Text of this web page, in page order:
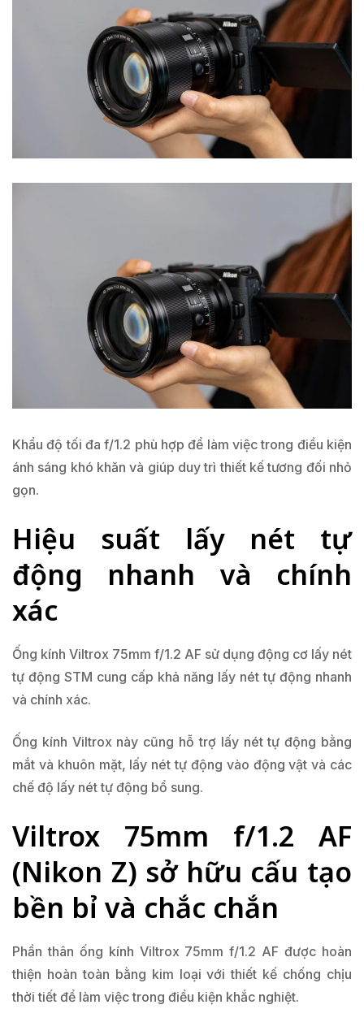
Khẩu độ tối đa f/1.2 phù hợp để làm việc trong điều kiện
ánh sáng khó khăn và giúp duy trì thiết kế tương đối nhỏ
gọn.
Hiệu suất lấy nét tự
động nhanh và chính
xác
Ống kính Viltrox 75mm f/1.2 AF sử dụng động cơ lấy nét
tự động STM cung cấp khả năng lấy nét tự động nhanh
và chính xác.
Ống kính Viltrox này cũng hỗ trợ lấy nét tự động bằng
mắt và khuôn mặt, lấy nét tự động vào động vật và các
chế độ lấy nét tự động bổ sung.
Viltrox 75mm f/1.2 AF
(Nikon Z) sở hữu cấu tạo
bền bỉ và chắc chắn
Phần thân ống kính Viltrox 75mm f/1.2 AF được hoàn
thiện hoàn toàn bằng kim loại với thiết kế chống chịu
thời tiết để làm việc trong điều kiện khắc nghiệt.